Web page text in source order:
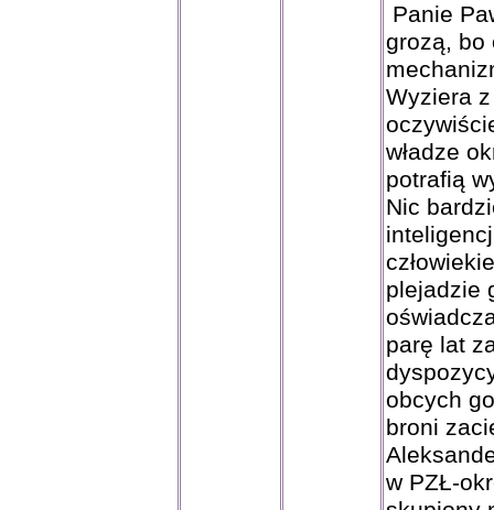
Panie
grozą, bo
Wyziera
władze
potrafią
Nic
plejadzie
parę lat
obcych
broni
w PZŁ-